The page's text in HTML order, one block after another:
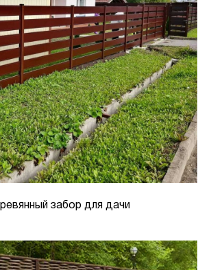
забор для дачи